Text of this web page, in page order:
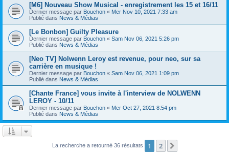
[M6] Nouveau Show Musical - enregistrement les 15 et 16/11
Dernier message par Bouchon « Mer Nov 10, 2021 7:33 am
Publié dans News & Médias
[Le Bonbon] Guilty Pleasure
Dernier message par Bouchon « Sam Nov 06, 2021 5:26 pm
Publié dans News & Médias
[Neo TV] Nolwenn Leroy est revenue, pour neo, sur sa
carrière en musique !
Dernier message par Bouchon « Sam Nov 06, 2021 1:09 pm
Publié dans News & Médias
[Chante France] vous invite à l'interview de NOLWENN
LEROY - 10/11
Dernier message par Bouchon « Mer Oct 27, 2021 8:54 pm
Publié dans News & Médias
La recherche a retourné 36 résultats 1 2